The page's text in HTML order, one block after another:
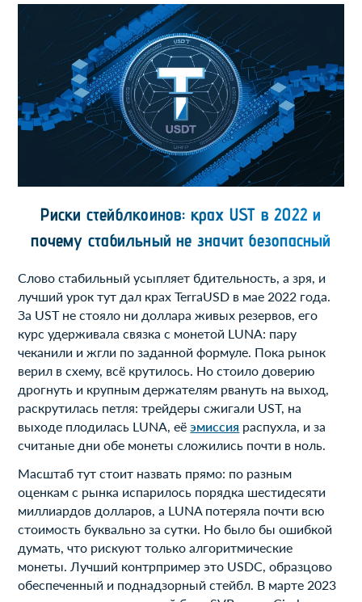
Риски стейблкоинов: крах UST в 2022 и
почему стабильный не значит безопасный
Слово стабильный усыпляет бдительность, а зря, и
лучший урок тут дал крах TerraUSD в мае 2022 года.
За UST не стояло ни доллара живых резервов, его
курс удерживала связка с монетой LUNA: пару
чеканили и жгли по заданной формуле. Пока рынок
верил в схему, всё крутилось. Но стоило доверию
дрогнуть и крупным держателям рвануть на выход,
раскрутилась петля: трейдеры сжигали UST, на
выходе плодилась LUNA, еёэмиссия распухла, и за
считаные дни обе монеты сложились почти в ноль.
Масштаб тут стоит назвать прямо: по разным
оценкам с рынка испарилось порядка шестидесяти
миллиардов долларов, а LUNA потеряла почти всю
стоимость буквально за сутки. Но было бы ошибкой
думать, что рискуют только алгоритмические
монеты. Лучший контрпример это USDC, образцово
обеспеченный и поднадзорный стейбл. В марте 2023